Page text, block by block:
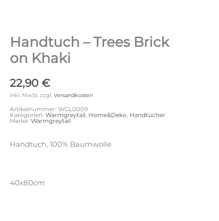
Handtuch – Trees Brick
on Khaki
22,90 €
inkl. MwSt. zzgl. Versandkosten
Artikelnummer: WGL0009
Kategorien: Warmgreytail Home&Deko Handtücher
Marke: Warmgreytail
Handtuch, 100% Baumwolle
40x80cm